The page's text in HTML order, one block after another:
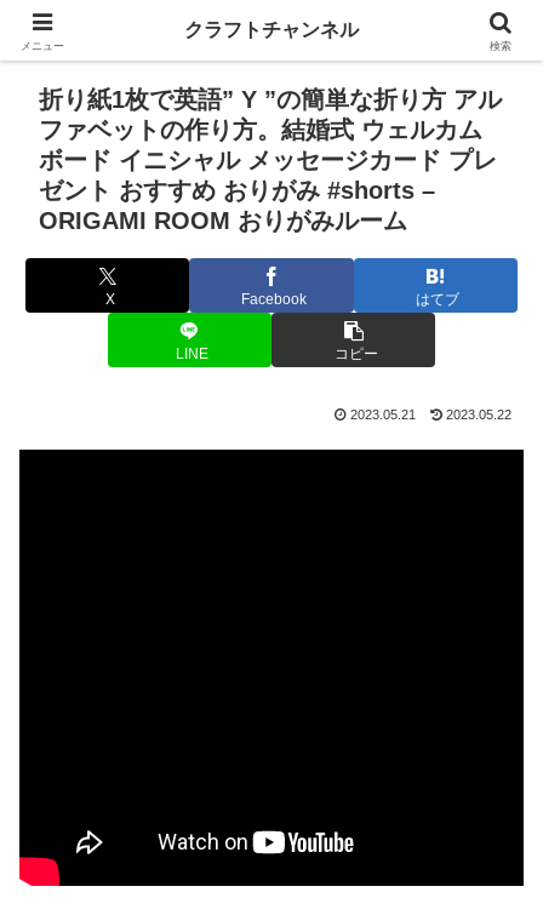
折り紙1枚で英語” Y ”の簡単な折り方 アル
ファベットの作り方。結婚式 ウェルカム
ボード イニシャル メッセージカード プレ
ゼント おすすめ おりがみ #shorts –
ORIGAMI ROOM おりがみルーム
X Facebook はてブ
LINE コピー
2023.05.21 2023.05.22
メニュー
クラフトチャンネル
検索